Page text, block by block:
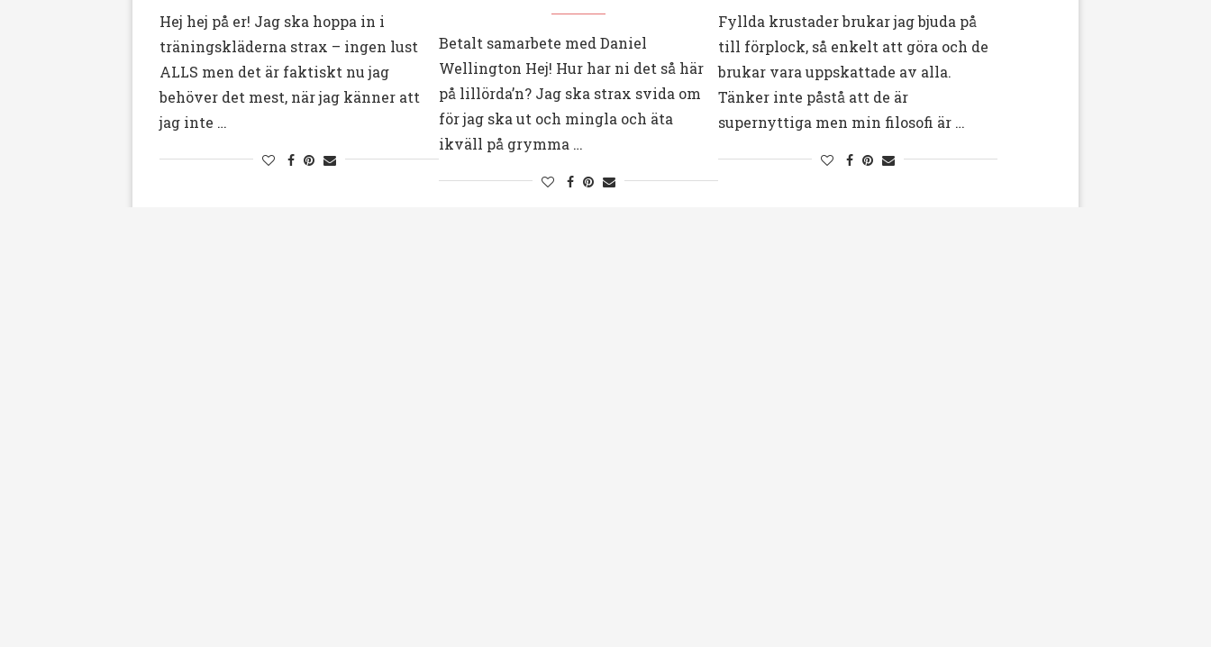
Hej hej på er! Jag ska hoppa in i
träningskläderna strax – ingen lust
ALLS men det är faktiskt nu jag
behöver det mest, när jag känner att
jag inte …
Betalt samarbete med Daniel
Wellington Hej! Hur har ni det så här
på lillörda’n? Jag ska strax svida om
för jag ska ut och mingla och äta
ikväll på grymma …
Fyllda krustader brukar jag bjuda på
till förplock, så enkelt att göra och de
brukar vara uppskattade av alla.
Tänker inte påstå att de är
supernyttiga men min filosofi är …